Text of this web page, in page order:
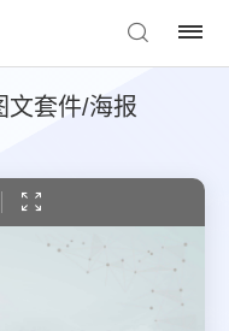
文套件/海报